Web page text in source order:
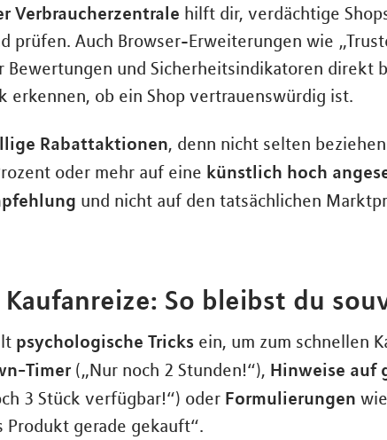
Verbraucherzentrale hilft dir, verdächtige
prüfen. Auch Browser-Erweiterungen wie
Bewertungen und Sicherheitsindikatoren direkt
erkennen, ob ein Shop vertrauenswürdig ist.
Rabattaktionen, denn nicht selten
oder mehr auf eine künstlich hoch
und nicht auf den tatsächlichen
So bleibst du
psychologische Tricks ein, um zum schnellen
Timer(„Nur noch 2 Stunden!“), Hinweise auf
3 Stück verfügbar!“) oder Formulierungen
Produkt gerade gekauft“.